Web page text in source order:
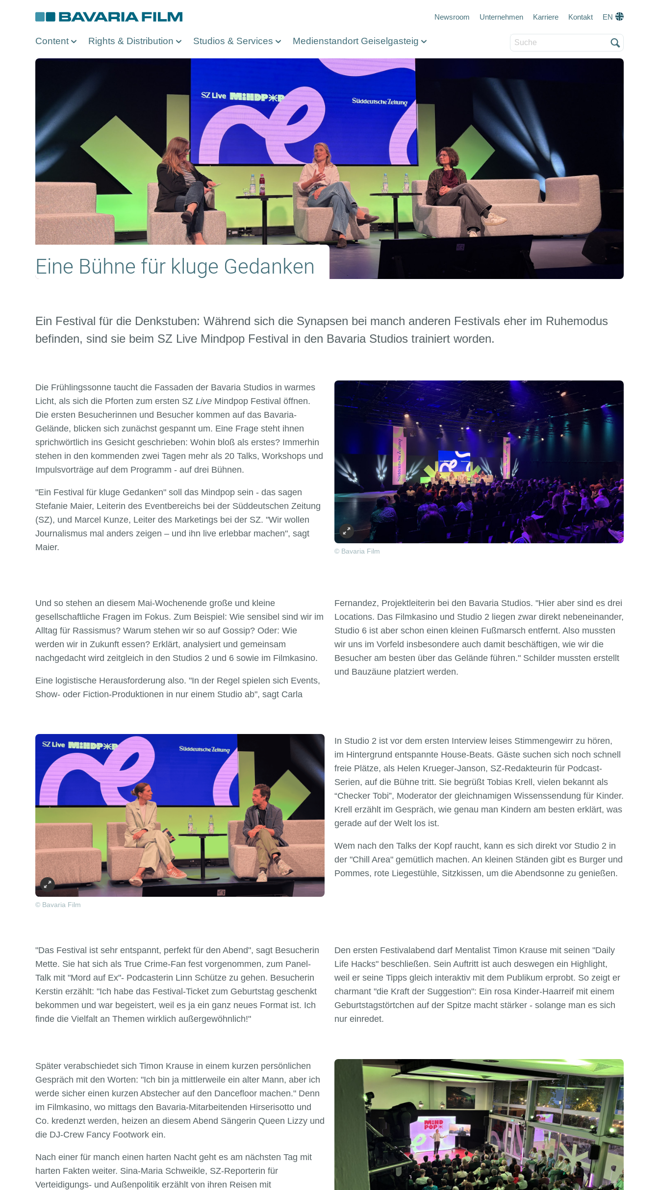
Meta navigation
Newsroom Unternehmen Karriere Kontakt EN
Content Rights & Distribution Studios & Services Medienstandort Geiselgasteig
Eine Bühne für kluge Gedanken
Ein Festival für die Denkstuben: Während sich die Synapsen bei manch anderen Festivals eher im Ruhemodus
befinden, sind sie beim SZ Live Mindpop Festival in den Bavaria Studios trainiert worden.
© Bavaria Film
Die Frühlingssonne taucht die Fassaden der Bavaria Studios in warmes
Licht, als sich die Pforten zum ersten SZ Live Mindpop Festival öffnen.
Die ersten Besucherinnen und Besucher kommen auf das Bavaria-
Gelände, blicken sich zunächst gespannt um. Eine Frage steht ihnen
sprichwörtlich ins Gesicht geschrieben: Wohin bloß als erstes? Immerhin
stehen in den kommenden zwei Tagen mehr als 20 Talks, Workshops und
Impulsvorträge auf dem Programm - auf drei Bühnen.
"Ein Festival für kluge Gedanken" soll das Mindpop sein - das sagen
Stefanie Maier, Leiterin des Eventbereichs bei der Süddeutschen Zeitung
(SZ), und Marcel Kunze, Leiter des Marketings bei der SZ. "Wir wollen
Journalismus mal anders zeigen – und ihn live erlebbar machen", sagt
Maier.
Und so stehen an diesem Mai-Wochenende große und kleine
gesellschaftliche Fragen im Fokus. Zum Beispiel: Wie sensibel sind wir im
Alltag für Rassismus? Warum stehen wir so auf Gossip? Oder: Wie
werden wir in Zukunft essen? Erklärt, analysiert und gemeinsam
nachgedacht wird zeitgleich in den Studios 2 und 6 sowie im Filmkasino.
Eine logistische Herausforderung also. "In der Regel spielen sich Events,
Show- oder Fiction-Produktionen in nur einem Studio ab", sagt Carla
Fernandez, Projektleiterin bei den Bavaria Studios. "Hier aber sind es drei
Locations. Das Filmkasino und Studio 2 liegen zwar direkt nebeneinander,
Studio 6 ist aber schon einen kleinen Fußmarsch entfernt. Also mussten
wir uns im Vorfeld insbesondere auch damit beschäftigen, wie wir die
Besucher am besten über das Gelände führen." Schilder mussten erstellt
und Bauzäune platziert werden.
© Bavaria Film
In Studio 2 ist vor dem ersten Interview leises Stimmengewirr zu hören,
im Hintergrund entspannte House-Beats. Gäste suchen sich noch schnell
freie Plätze, als Helen Krueger-Janson, SZ-Redakteurin für Podcast-
Serien, auf die Bühne tritt. Sie begrüßt Tobias Krell, vielen bekannt als
“Checker Tobi”, Moderator der gleichnamigen Wissenssendung für Kinder.
Krell erzählt im Gespräch, wie genau man Kindern am besten erklärt, was
gerade auf der Welt los ist.
Wem nach den Talks der Kopf raucht, kann es sich direkt vor Studio 2 in
der "Chill Area" gemütlich machen. An kleinen Ständen gibt es Burger und
Pommes, rote Liegestühle, Sitzkissen, um die Abendsonne zu genießen.
"Das Festival ist sehr entspannt, perfekt für den Abend", sagt Besucherin
Mette. Sie hat sich als True Crime-Fan fest vorgenommen, zum Panel-
Talk mit "Mord auf Ex"- Podcasterin Linn Schütze zu gehen. Besucherin
Kerstin erzählt: "Ich habe das Festival-Ticket zum Geburtstag geschenkt
bekommen und war begeistert, weil es ja ein ganz neues Format ist. Ich
finde die Vielfalt an Themen wirklich außergewöhnlich!"
Den ersten Festivalabend darf Mentalist Timon Krause mit seinen "Daily
Life Hacks" beschließen. Sein Auftritt ist auch deswegen ein Highlight,
weil er seine Tipps gleich interaktiv mit dem Publikum erprobt. So zeigt er
charmant "die Kraft der Suggestion": Ein rosa Kinder-Haarreif mit einem
Geburtstagstörtchen auf der Spitze macht stärker - solange man es sich
nur einredet.
Später verabschiedet sich Timon Krause in einem kurzen persönlichen
Gespräch mit den Worten: "Ich bin ja mittlerweile ein alter Mann, aber ich
werde sicher einen kurzen Abstecher auf den Dancefloor machen." Denn
im Filmkasino, wo mittags den Bavaria-Mitarbeitenden Hirserisotto und
Co. kredenzt werden, heizen an diesem Abend Sängerin Queen Lizzy und
die DJ-Crew Fancy Footwork ein.
Nach einer für manch einen harten Nacht geht es am nächsten Tag mit
harten Fakten weiter. Sina-Maria Schweikle, SZ-Reporterin für
Verteidigungs- und Außenpolitik erzählt von ihren Reisen mit